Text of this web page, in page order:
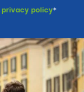
privacy policy*